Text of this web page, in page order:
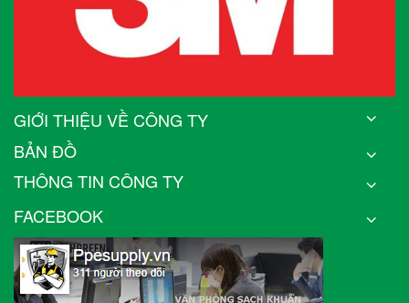
GIỚI THIỆU VỀ CÔNG TY
BẢN ĐỒ
THÔNG TIN CÔNG TY
FACEBOOK